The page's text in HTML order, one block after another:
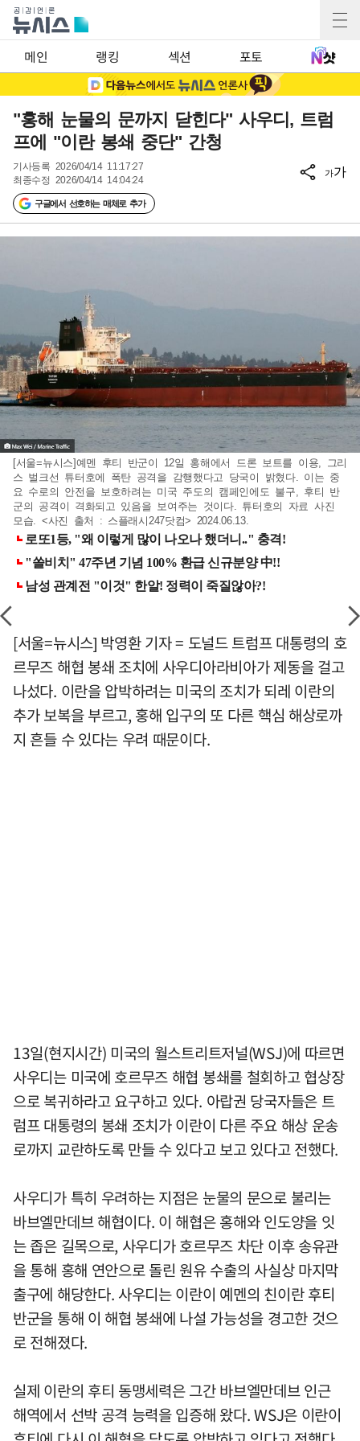
메인 랭킹 섹션 포토
"홍해 눈물의 문까지 닫힌다" 사우디, 트럼
프에 "이란 봉쇄 중단" 간청
기사등록 2026/04/14 11:17:27
최종수정 2026/04/14 14:04:24
구글에서 선호하는 매체로 추가
가가
[서울=뉴시스]예멘 후티 반군이 12일 홍해에서 드론 보트를 이용, 그리
스 벌크선 튜터호에 폭탄 공격을 감행했다고 당국이 밝혔다. 이는 중
요 수로의 안전을 보호하려는 미국 주도의 캠페인에도 불구, 후티 반
군의 공격이 격화되고 있음을 보여주는 것이다. 튜터호의 자료 사진
모습. <사진 출처 : 스플래시247닷컴> 2024.06.13.
[서울=뉴시스] 박영환 기자 = 도널드 트럼프 대통령의 호
르무즈 해협 봉쇄 조치에 사우디아라비아가 제동을 걸고
나섰다. 이란을 압박하려는 미국의 조치가 되레 이란의
추가 보복을 부르고, 홍해 입구의 또 다른 핵심 해상로까
지 흔들 수 있다는 우려 때문이다.
13일(현지시간) 미국의 월스트리트저널(WSJ)에 따르면
사우디는 미국에 호르무즈 해협 봉쇄를 철회하고 협상장
으로 복귀하라고 요구하고 있다. 아랍권 당국자들은 트
럼프 대통령의 봉쇄 조치가 이란이 다른 주요 해상 운송
로까지 교란하도록 만들 수 있다고 보고 있다고 전했다.
사우디가 특히 우려하는 지점은 눈물의 문으로 불리는
바브엘만데브 해협이다. 이 해협은 홍해와 인도양을 잇
는 좁은 길목으로, 사우디가 호르무즈 차단 이후 송유관
을 통해 홍해 연안으로 돌린 원유 수출의 사실상 마지막
출구에 해당한다. 사우디는 이란이 예멘의 친이란 후티
반군을 통해 이 해협 봉쇄에 나설 가능성을 경고한 것으
로 전해졌다.
실제 이란의 후티 동맹세력은 그간 바브엘만데브 인근
해역에서 선박 공격 능력을 입증해 왔다. WSJ은 이란이